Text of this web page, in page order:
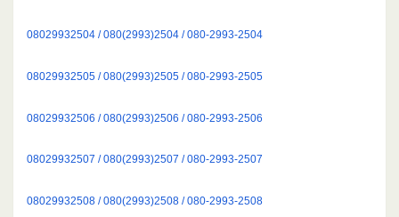
08029932504 / 080(2993)2504 / 080-2993-2504
08029932505 / 080(2993)2505 / 080-2993-2505
08029932506 / 080(2993)2506 / 080-2993-2506
08029932507 / 080(2993)2507 / 080-2993-2507
08029932508 / 080(2993)2508 / 080-2993-2508